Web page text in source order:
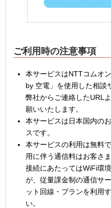
ご利用時の注意事項
本サービスはNTTコムオ
by 空電」を使用した相談
弊社からご連絡したURL
願いいたします。
本サービスは日本国内の
スです。
本サービスの利用は無料
用に伴う通信料はお客さ
接続にあたってはWiFi環
が、従量課金制の通信サ
ット回線・プランを利用
い。